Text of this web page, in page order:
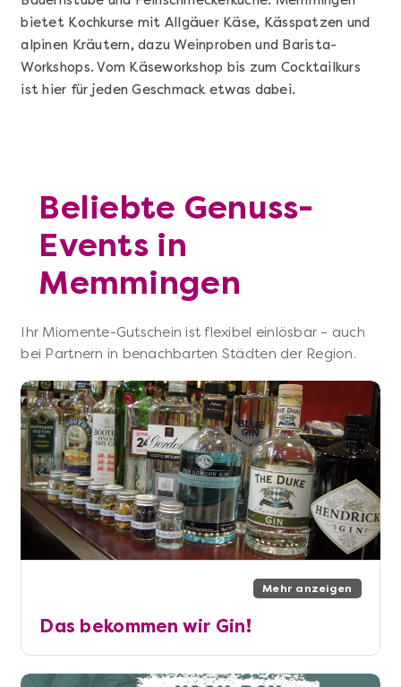
bietet Kochkurse mit Allgäuer Käse, Kässpatzen und
alpinen Kräutern, dazu Weinproben und Barista-
Workshops. Vom Käseworkshop bis zum Cocktailkurs
ist hier für jeden Geschmack etwas dabei.
Beliebte Genuss-
Events in
Memmingen
Ihr Miomente-Gutschein ist flexibel einlösbar – auch
bei Partnern in benachbarten Städten der Region.
Mehr anzeigen
Das bekommen wir Gin!